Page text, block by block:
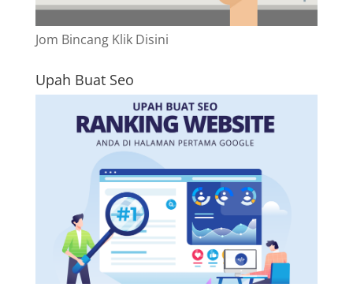
Jom Bincang Klik Disini
Upah Buat Seo